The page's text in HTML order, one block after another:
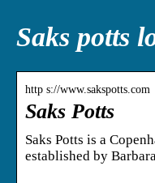
Saks potts
http s://www.sakspotts.com
Saks Potts
Saks Potts is a
established by